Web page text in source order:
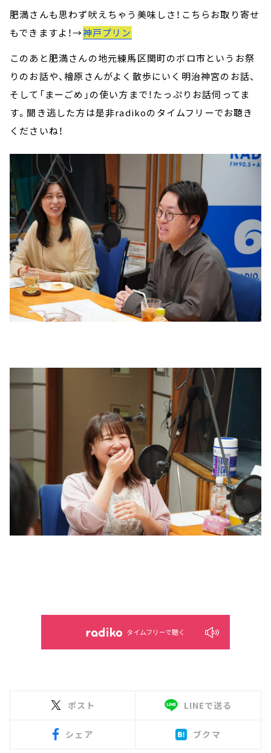
肥満さんも思わず吠えちゃう美味しさ！こちらお取り寄せ
もできますよ！→神戸プリン
このあと肥満さんの地元練馬区関町のボロ市というお祭
りのお話や、檜原さんがよく散歩にいく明治神宮のお話、
そして「まーごめ」の使い方まで！たっぷりお話伺ってま
す。聞き逃した方は是非radikoのタイムフリーでお聴き
くださいね！
タイムフリーで聴く
ポスト LINEで送る
シェア ブクマ